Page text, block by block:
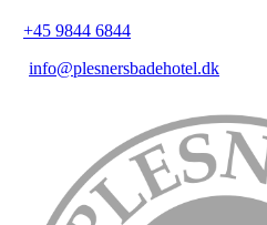
+45 9844 6844
info@plesnersbadehotel.dk